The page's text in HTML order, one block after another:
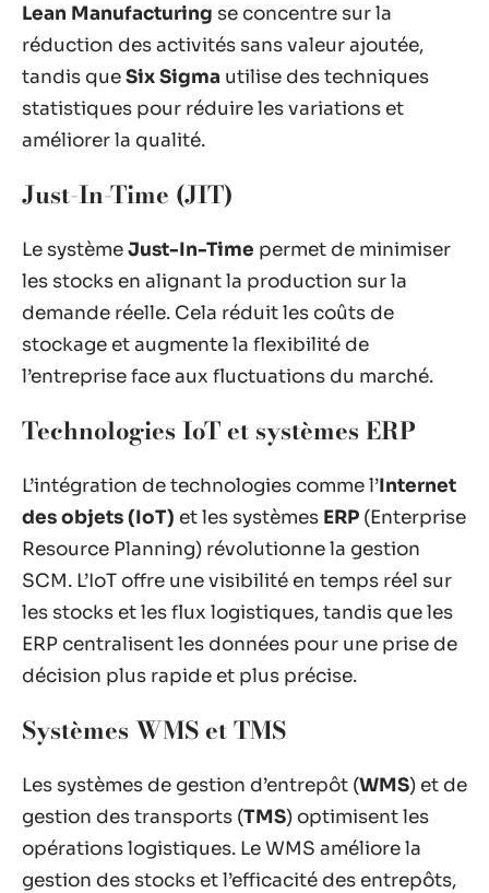
Lean Manufacturing se concentre sur la
réduction des activités sans valeur ajoutée,
tandis queSix Sigma utilise des techniques
statistiques pour réduire les variations et
améliorer la qualité.
Just-In-Time (JIT)
Le systèmeJust-In-Time permet de minimiser
les stocks en alignant la production sur la
demande réelle. Cela réduit les coûts de
stockage et augmente la flexibilité de
l’entreprise face aux fluctuations du marché.
Technologies IoT et systèmes ERP
L’intégration de technologies comme l’Internet
des objets (IoT) et les systèmes ERP (Enterprise
Resource Planning) révolutionne la gestion
SCM. L’IoT offre une visibilité en temps réel sur
les stocks et les flux logistiques, tandis que les
ERP centralisent les données pour une prise de
décision plus rapide et plus précise.
Systèmes WMS et TMS
Les systèmes de gestion d’entrepôt (WMS) et de
gestion des transports (TMS) optimisent les
opérations logistiques. Le WMS améliore la
gestion des stocks et l’efficacité des entrepôts,